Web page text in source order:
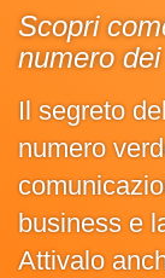
Scopri
numero
Il segreto
numero
business e
Attivalo